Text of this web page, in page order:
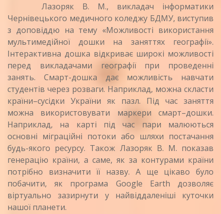
Лазоряк В. М., викладач інформатики
Чернівецького медичного коледжу БДМУ, виступив
з доповіддю на тему «Можливості використання
мультимедійної дошки на заняттях географії».
Інтерактивна дошка відкриває широкі можливості
перед викладачами географії при проведенні
занять. Смарт-дошка дає можливість навчати
студентів через розваги. Наприклад, можна скласти
країни–сусідки України як пазл. Під час заняття
можна використовувати маркери смарт–дошки.
Наприклад, на карті під час пари малюються
основні міграційні потоки або шляхи постачання
будь-якого ресурсу. Також Лазоряк В. М. показав
генерацію країни, а саме, як за контурами країни
потрібно визначити її назву. А ще цікаво було
побачити, як програма Googlе Earth дозволяє
віртуально зазирнути у найвіддаленіші куточки
нашої планети.